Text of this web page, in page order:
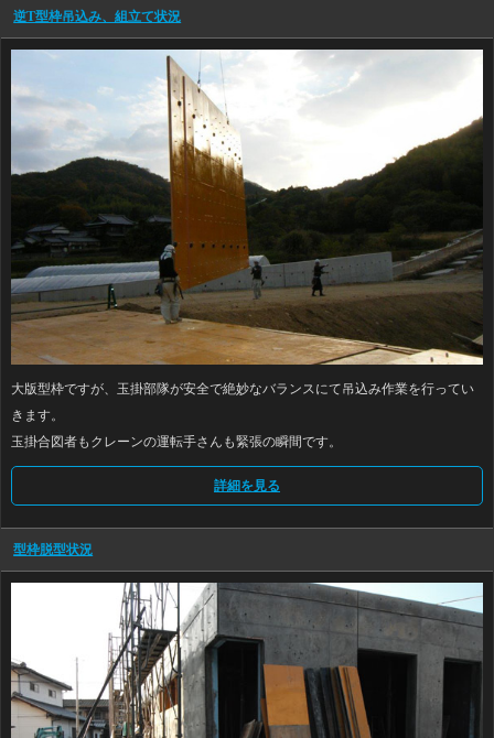
逆T型枠吊込み、組立て状況
大版型枠ですが、玉掛部隊が安全で絶妙なバランスにて吊込み作業を行ってい
きます。
玉掛合図者もクレーンの運転手さんも緊張の瞬間です。
詳細を見る
型枠脱型状況